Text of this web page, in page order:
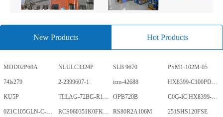
New Products Hot Products
MDD02P60A NLULC3324P SLB 9670 PSM1-102M-05
74ls279 2-2399607-1 icm-42688 HX8399-C100PD1700-GP
KU5P TLLAG-72BG-R1KH1-V-A OPB720B C0G-IC HX8399-C100PD1700-GP
0Z1C105GLN-C-0-TR RCS060351K0FKEA RS80R2A106M 251SHS120FSE